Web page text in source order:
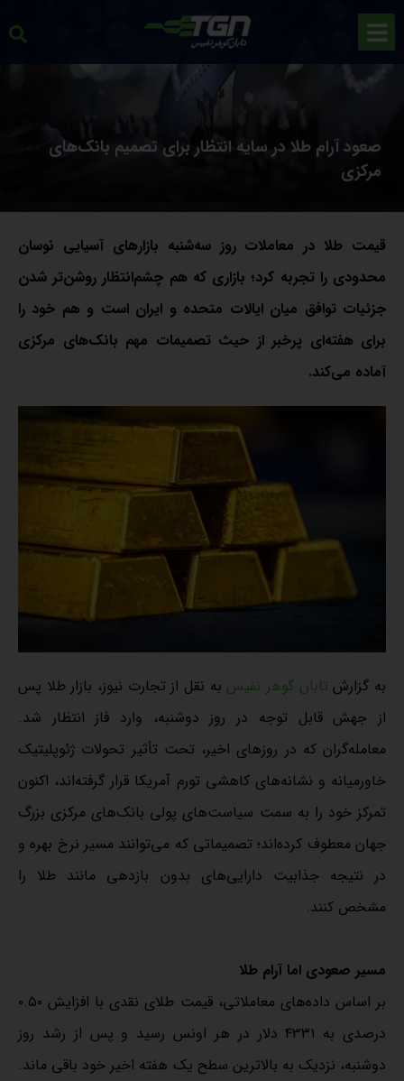
صعود آرام طلا در سایه انتظار برای تصمیم بانک‌های
مرکزی
قیمت طلا در معاملات روز سه‌شنبه بازارهای آسیایی نوسان
محدودی را تجربه کرد؛ بازاری که هم چشم‌انتظار روشن‌تر شدن
جزئیات توافق میان ایالات متحده و ایران است و هم خود را
برای هفته‌ای پرخبر از حیث تصمیمات مهم بانک‌های مرکزی
آماده می‌کند.
به گزارش تابان گوهر نفیس به نقل از تجارت نیوز، بازار طلا پس
از جهش قابل توجه در روز دوشنبه، وارد فاز انتظار شد.
معامله‌گران که در روزهای اخیر، تحت تأثیر تحولات ژئوپلیتیک
خاورمیانه و نشانه‌های کاهشی تورم آمریکا قرار گرفته‌اند، اکنون
تمرکز خود را به سمت سیاست‌های پولی بانک‌های مرکزی بزرگ
جهان معطوف کرده‌اند؛ تصمیماتی که می‌توانند مسیر نرخ بهره و
در نتیجه جذابیت دارایی‌های بدون بازدهی مانند طلا را
مشخص کنند.
مسیر صعودی اما آرام طلا
بر اساس داده‌های معاملاتی، قیمت طلای نقدی با افزایش ۰.۵۰
درصدی به ۴۳۳۱ دلار در هر اونس رسید و پس از رشد روز
دوشنبه، نزدیک به بالاترین سطح یک هفته اخیر خود باقی ماند.